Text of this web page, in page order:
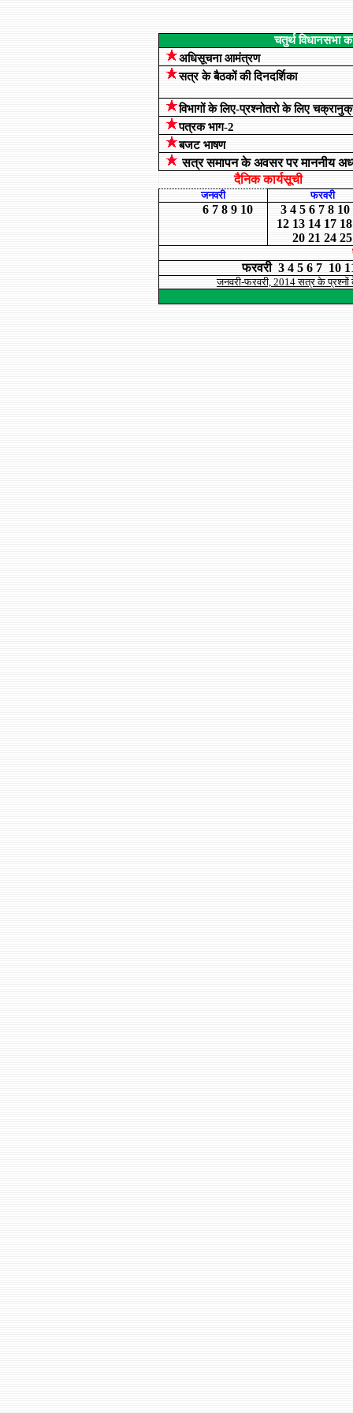
चतुर्थ विधानसभा
अधिसूचना आमंत्रण
सत्र के बैठकों की दिनदर्शिका
विभागों के लिए-प्रश्नोतरो के लिए
पत्रक भाग-2
बजट भाषण
सत्र समापन के अवसर पर माननीय
दैनिक कार्यसूची
जनवरी फरवरी
6 7 8 9 10 3 4 5 6 7 8 10
12 13 14 17 18
20 21 24 25
फरवरी 3 4 5 6 7 10
जनवरी-फरवरी, 2014 सत्र के